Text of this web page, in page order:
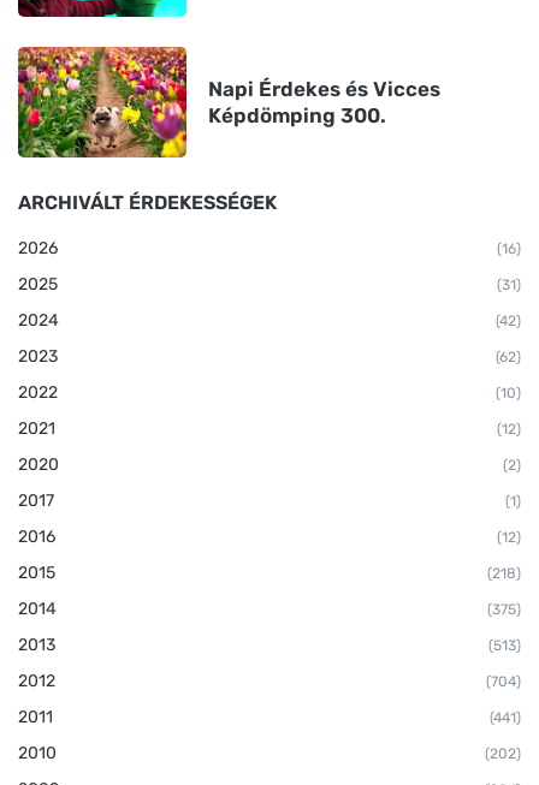
Napi Érdekes és Vicces
Képdömping 300.
ARCHIVÁLT ÉRDEKESSÉGEK
2026 (16)
2025 (31)
2024 (42)
2023 (62)
2022 (10)
2021 (12)
2020 (2)
2017 (1)
2016 (12)
2015 (218)
2014 (375)
2013 (513)
2012 (704)
2011 (441)
2010 (202)